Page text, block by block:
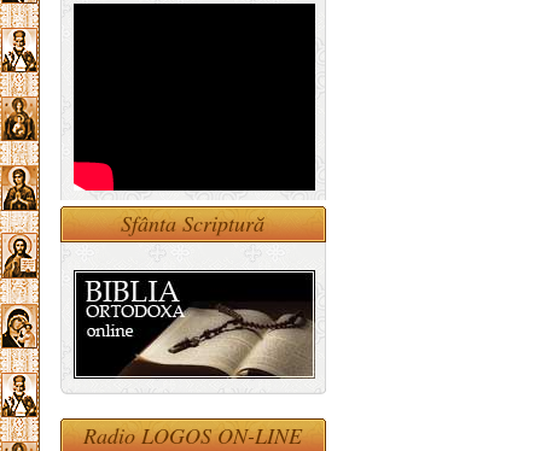
Sfânta Scriptură
Radio LOGOS ON-LINE